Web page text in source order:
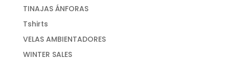
TINAJAS ÁNFORAS
Tshirts
VELAS AMBIENTADORES
WINTER SALES